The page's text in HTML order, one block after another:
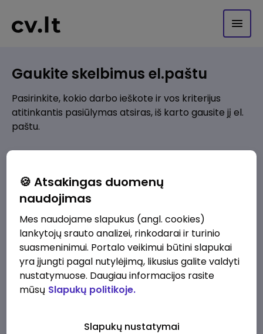
Gaukite skelbimus el.paštu
Pasirinkite, kokio darbo ieškote ir vos kriterijus
atitinkantis pasiūlymas atsiras, iš karto gausite jį el.
paštu.
Pridėti naują
Kokios srities darbo pasiūlymai jus domina?
Pridėti naują
🍪 Atsakingas duomenų
naudojimas
Mes naudojame slapukus (angl. cookies)
lankytojų srauto analizei, rinkodarai ir turinio
suasmeninimui. Portalo veikimui būtini slapukai
yra įjungti pagal nutylėjimą, likusius galite valdyti
nustatymuose. Daugiau informacijos rasite
mūsų Slapukų politikoje.
Slapukų nustatymai